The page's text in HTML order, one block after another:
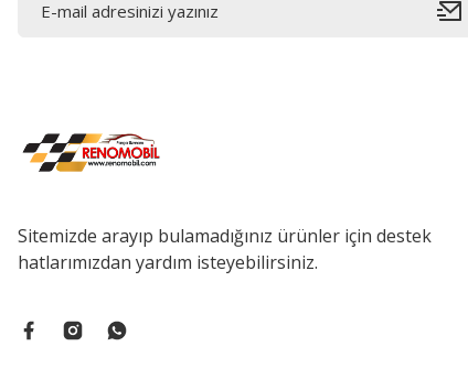
Sitemizde arayıp bulamadığınız ürünler için destek
hatlarımızdan yardım isteyebilirsiniz.